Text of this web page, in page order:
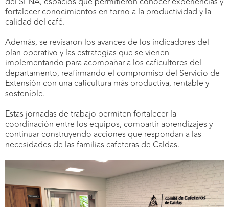
fortalecer conocimientos en torno a la productividad y la
calidad del café.
Además, se revisaron los avances de los indicadores del
plan operativo y las estrategias que se vienen
implementando para acompañar a los caficultores del
departamento, reafirmando el compromiso del Servicio de
Extensión con una caficultura más productiva, rentable y
sostenible.
Estas jornadas de trabajo permiten fortalecer la
coordinación entre los equipos, compartir aprendizajes y
continuar construyendo acciones que respondan a las
necesidades de las familias cafeteras de Caldas.